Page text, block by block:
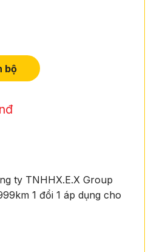
bộ
ty TNHHX.E.X Group
1 đổi 1 áp dụng cho